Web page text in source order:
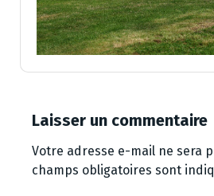
Laisser un commentaire
Votre adresse e-mail ne sera
champs obligatoires sont